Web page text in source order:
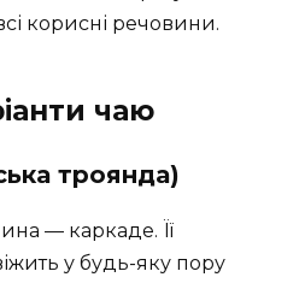
корисні речовини.
чаю
троянда)
— каркаде. Її
у будь-яку пору